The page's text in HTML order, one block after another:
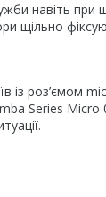
навіть
щільно
із роз’ємом
Series